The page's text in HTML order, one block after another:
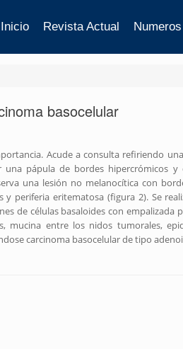
Inicio Revista Actual
basocelular
Acude a consulta refiriendo
una pápula de bordes hipercrómicos
una lesión no melanocítica con
periferia eritematosa (figura 2). Se
de células basaloides con empalizada
mucina entre los nidos tumorales,
carcinoma basocelular de tipo